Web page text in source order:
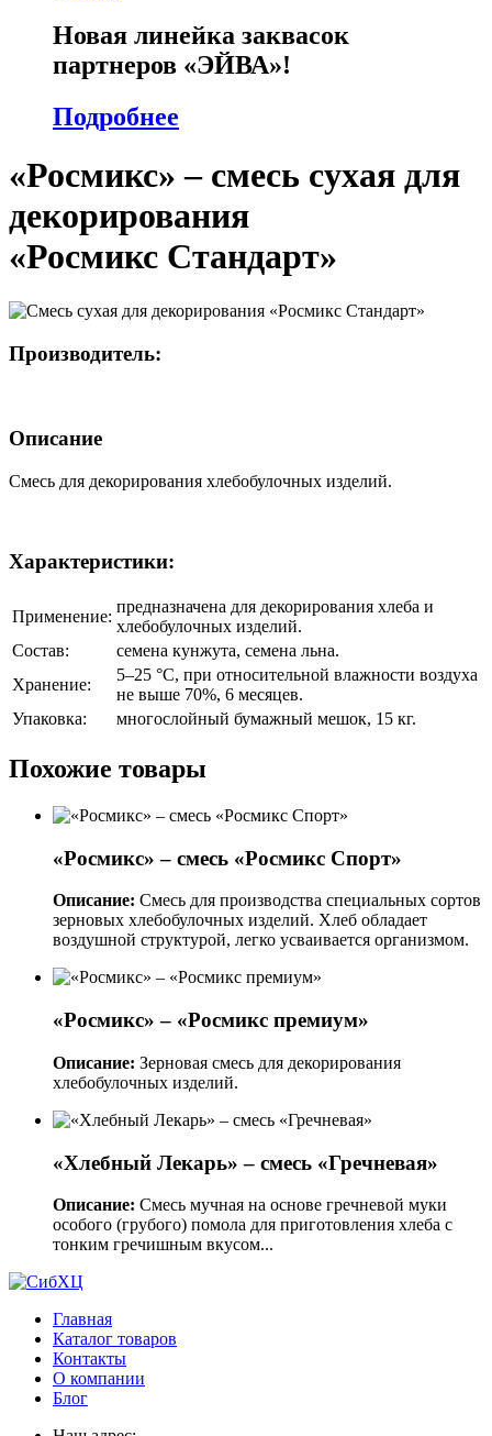
Новая линейка заквасок
партнеров «ЭЙВА»!
Подробнее
«Росмикс» – смесь сухая для
декорирования
«Росмикс Стандарт»
Производитель:
Описание
Смесь для декорирования хлебобулочных изделий.
Характеристики:
Применение:
предназначена для декорирования хлеба и
хлебобулочных изделий.
Состав:
семена кунжута, семена льна.
Хранение:
5–25 °C, при относительной влажности воздуха
не выше 70%, 6 месяцев.
Упаковка:
многослойный бумажный мешок, 15 кг.
Похожие товары
«Росмикс» – смесь «Росмикс Спорт»
Описание: Смесь для производства специальных сортов
зерновых хлебобулочных изделий. Хлеб обладает
воздушной структурой, легко усваивается организмом.
«Росмикс» – «Росмикс премиум»
Описание: Зерновая смесь для декорирования
хлебобулочных изделий.
«Хлебный Лекарь» – смесь «Гречневая»
Описание: Смесь мучная на основе гречневой муки
особого (грубого) помола для приготовления хлеба с
тонким гречишным вкусом...
Главная
Каталог товаров
Контакты
О компании
Блог